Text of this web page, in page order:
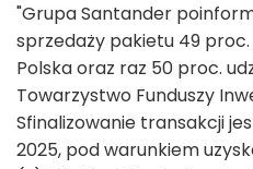
"Grupa Santander
sprzedaży pakietu 49
Polska oraz raz 50 proc.
Towarzystwo Funduszy
Sfinalizowanie transakcji
2025, pod warunkiem